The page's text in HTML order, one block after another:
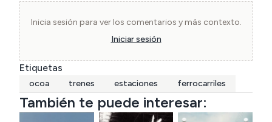
Inicia sesión para ver los comentarios y más contexto.
Iniciar sesión
Etiquetas
ocoa trenes estaciones ferrocarriles
También te puede interesar: